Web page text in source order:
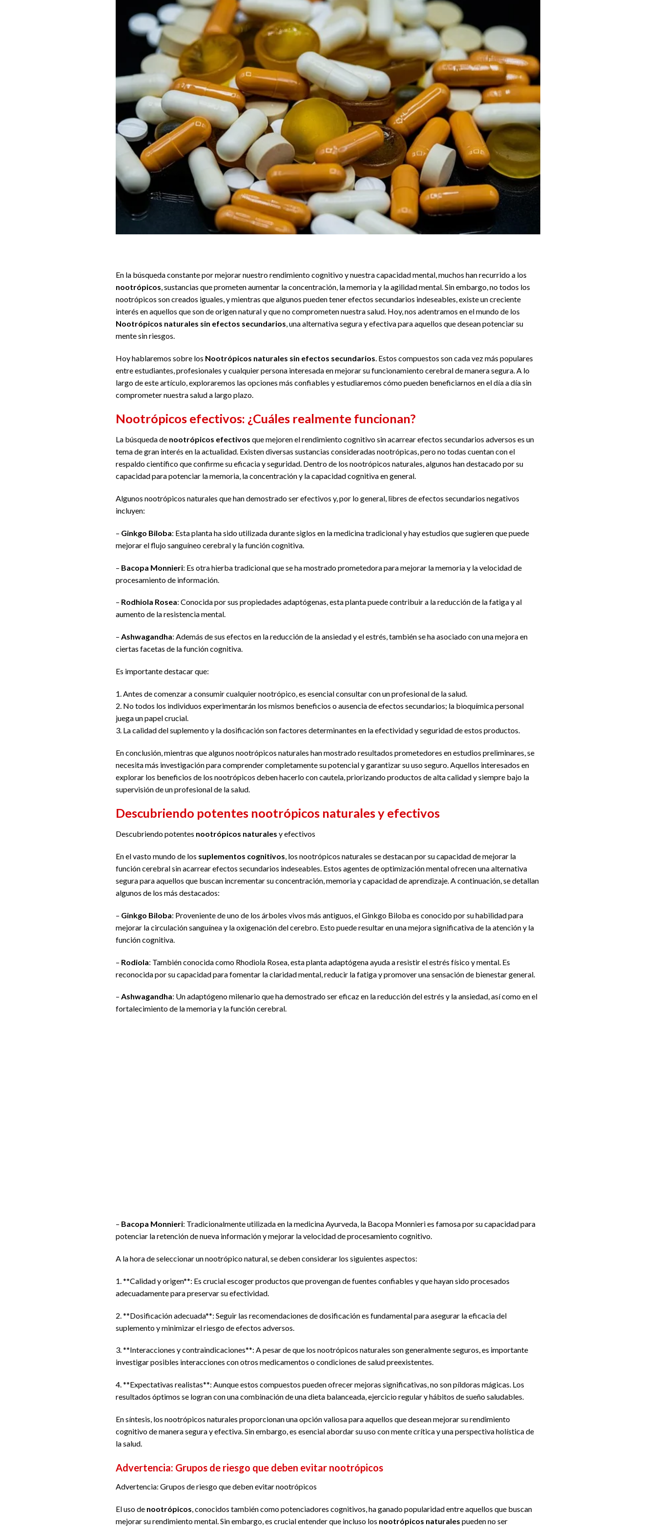
En la búsqueda constante por mejorar nuestro rendimiento cognitivo y nuestra capacidad mental, muchos han recurrido a los
nootrópicos, sustancias que prometen aumentar la concentración, la memoria y la agilidad mental. Sin embargo, no todos los
nootrópicos son creados iguales, y mientras que algunos pueden tener efectos secundarios indeseables, existe un creciente
interés en aquellos que son de origen natural y que no comprometen nuestra salud. Hoy, nos adentramos en el mundo de los
Nootrópicos naturales sin efectos secundarios, una alternativa segura y efectiva para aquellos que desean potenciar su
mente sin riesgos.
Hoy hablaremos sobre los Nootrópicos naturales sin efectos secundarios . Estos compuestos son cada vez más populares
entre estudiantes, profesionales y cualquier persona interesada en mejorar su funcionamiento cerebral de manera segura. A lo
largo de este artículo, exploraremos las opciones más confiables y estudiaremos cómo pueden beneficiarnos en el día a día sin
comprometer nuestra salud a largo plazo.
Nootrópicos efectivos: ¿Cuáles realmente funcionan?
La búsqueda de nootrópicos efectivos que mejoren el rendimiento cognitivo sin acarrear efectos secundarios adversos es un
tema de gran interés en la actualidad. Existen diversas sustancias consideradas nootrópicas, pero no todas cuentan con el
respaldo científico que confirme su eficacia y seguridad. Dentro de los nootrópicos naturales, algunos han destacado por su
capacidad para potenciar la memoria, la concentración y la capacidad cognitiva en general.
Algunos nootrópicos naturales que han demostrado ser efectivos y, por lo general, libres de efectos secundarios negativos
incluyen:
– Ginkgo Biloba: Esta planta ha sido utilizada durante siglos en la medicina tradicional y hay estudios que sugieren que puede
mejorar el flujo sanguíneo cerebral y la función cognitiva.
– Bacopa Monnieri: Es otra hierba tradicional que se ha mostrado prometedora para mejorar la memoria y la velocidad de
procesamiento de información.
– Rodhiola Rosea: Conocida por sus propiedades adaptógenas, esta planta puede contribuir a la reducción de la fatiga y al
aumento de la resistencia mental.
– Ashwagandha: Además de sus efectos en la reducción de la ansiedad y el estrés, también se ha asociado con una mejora en
ciertas facetas de la función cognitiva.
Es importante destacar que:
1. Antes de comenzar a consumir cualquier nootrópico, es esencial consultar con un profesional de la salud.
2. No todos los individuos experimentarán los mismos beneficios o ausencia de efectos secundarios; la bioquímica personal
juega un papel crucial.
3. La calidad del suplemento y la dosificación son factores determinantes en la efectividad y seguridad de estos productos.
En conclusión, mientras que algunos nootrópicos naturales han mostrado resultados prometedores en estudios preliminares, se
necesita más investigación para comprender completamente su potencial y garantizar su uso seguro. Aquellos interesados en
explorar los beneficios de los nootrópicos deben hacerlo con cautela, priorizando productos de alta calidad y siempre bajo la
supervisión de un profesional de la salud.
Descubriendo potentes nootrópicos naturales y efectivos
Descubriendo potentes nootrópicos naturales y efectivos
En el vasto mundo de los suplementos cognitivos, los nootrópicos naturales se destacan por su capacidad de mejorar la
función cerebral sin acarrear efectos secundarios indeseables. Estos agentes de optimización mental ofrecen una alternativa
segura para aquellos que buscan incrementar su concentración, memoria y capacidad de aprendizaje. A continuación, se detallan
algunos de los más destacados:
– Ginkgo Biloba: Proveniente de uno de los árboles vivos más antiguos, el Ginkgo Biloba es conocido por su habilidad para
mejorar la circulación sanguínea y la oxigenación del cerebro. Esto puede resultar en una mejora significativa de la atención y la
función cognitiva.
– Rodiola: También conocida como Rhodiola Rosea, esta planta adaptógena ayuda a resistir el estrés físico y mental. Es
reconocida por su capacidad para fomentar la claridad mental, reducir la fatiga y promover una sensación de bienestar general.
– Ashwagandha: Un adaptógeno milenario que ha demostrado ser eficaz en la reducción del estrés y la ansiedad, así como en el
fortalecimiento de la memoria y la función cerebral.
– Bacopa Monnieri: Tradicionalmente utilizada en la medicina Ayurveda, la Bacopa Monnieri es famosa por su capacidad para
potenciar la retención de nueva información y mejorar la velocidad de procesamiento cognitivo.
A la hora de seleccionar un nootrópico natural, se deben considerar los siguientes aspectos:
1. **Calidad y origen**: Es crucial escoger productos que provengan de fuentes confiables y que hayan sido procesados
adecuadamente para preservar su efectividad.
2. **Dosificación adecuada**: Seguir las recomendaciones de dosificación es fundamental para asegurar la eficacia del
suplemento y minimizar el riesgo de efectos adversos.
3. **Interacciones y contraindicaciones**: A pesar de que los nootrópicos naturales son generalmente seguros, es importante
investigar posibles interacciones con otros medicamentos o condiciones de salud preexistentes.
4. **Expectativas realistas**: Aunque estos compuestos pueden ofrecer mejoras significativas, no son píldoras mágicas. Los
resultados óptimos se logran con una combinación de una dieta balanceada, ejercicio regular y hábitos de sueño saludables.
En síntesis, los nootrópicos naturales proporcionan una opción valiosa para aquellos que desean mejorar su rendimiento
cognitivo de manera segura y efectiva. Sin embargo, es esencial abordar su uso con mente crítica y una perspectiva holística de
la salud.
Advertencia: Grupos de riesgo que deben evitar nootrópicos
Advertencia: Grupos de riesgo que deben evitar nootrópicos
El uso de nootrópicos , conocidos también como potenciadores cognitivos, ha ganado popularidad entre aquellos que buscan
mejorar su rendimiento mental. Sin embargo, es crucial entender que incluso los nootrópicos naturales pueden no ser